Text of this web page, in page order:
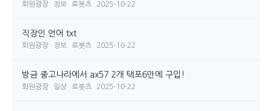
회원광장 정보 로봇츠 2025-10-22
직장인 언어.txt
회원광장 정보 로봇츠 2025-10-22
방금 중고나라에서 ax57 2개 택포6만에 구입!
회원광장 일상 로봇츠 2025-10-22